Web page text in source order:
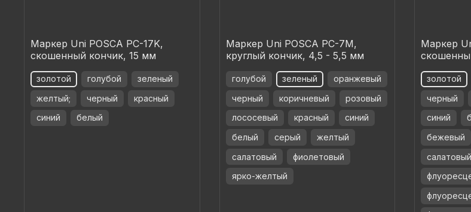
Маркер Uni POSCA PC-17K,
скошенный кончик, 15 мм
золотой голубой
зеленый
желтый;
черный
красный
синий
белый
Маркер Uni POSCA PC-7М,
круглый кончик, 4,5 - 5,5 мм
голубой зеленый
оранжевый
черный
коричневый
розовый
лососевый
красный
синий
белый
серый
желтый
салатовый
фиолетовый
ярко-желтый
Маркер
золотой
черный
синий
бежевый
салатовый